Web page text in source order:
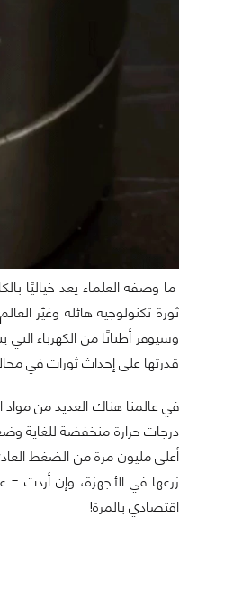
ما وصفه العلماء يعد خياليًا
ثورة تكنولوجية هائلة وغيّر
وسيوفر أطنانًا من الكهرباء
قدرتها على إحداث ثورات في
زرعها في الأجهزة، وإن أردت -
اقتصادي بالمرة!